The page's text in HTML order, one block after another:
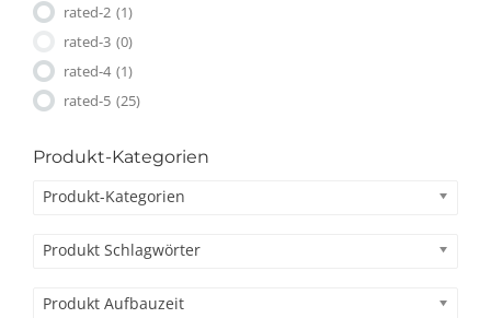
rated-2 (1)
rated-3 (0)
rated-4 (1)
rated-5 (25)
Produkt-Kategorien
Produkt-Kategorien
Produkt Schlagwörter
Produkt Aufbauzeit